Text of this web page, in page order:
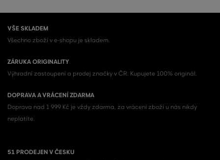
VŠE SKLADEM
Všechno zboží v e-shopu je skladem.
ZÁRUKA ORIGINALITY
Výhradní zastoupení a prodej značky v ČR. Kupujete 100% originál.
DOPRAVA A VRÁCENÍ ZDARMA
Doprava nad 1 999 Kč je vždy zdarma, za vrácení zboží u nás nikdy
neplatíte.
51 PRODEJEN V ČESKU